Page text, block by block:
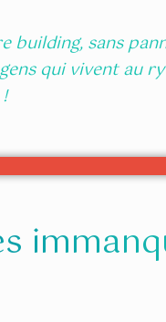
building, sans
qui vivent au